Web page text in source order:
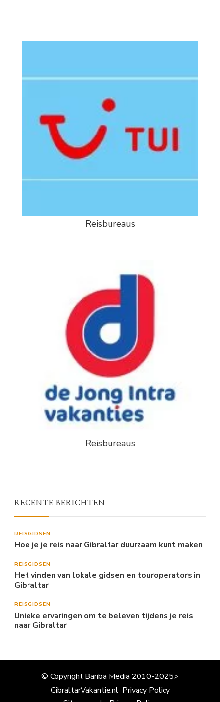
Reisbureaus
Reisbureaus
RECENTE BERICHTEN
REISGIDSEN
Hoe je je reis naar Gibraltar duurzaam kunt maken
REISGIDSEN
Het vinden van lokale gidsen en touroperators in
Gibraltar
REISGIDSEN
Unieke ervaringen om te beleven tijdens je reis
naar Gibraltar
© Copyright Bariba Media 2010-2025>
GibraltarVakantie.nl Privacy Policy